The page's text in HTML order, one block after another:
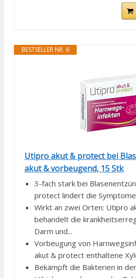
BESTSELLER NR. 6
Utipro akut & protect bei
akut & vorbeugend, 15 Stk
3-fach stark bei
protect lindert die
Wirkt an zwei Orten: Utipro
behandelt die
Darm und...
Vorbeugung von
akut & protect enthaltene
Bekämpft die Bakterien in